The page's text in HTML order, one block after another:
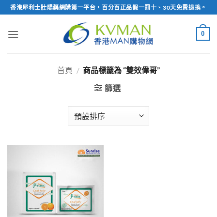
Skip
to
content
香港犀利士壯陽藥網購第一平台，百分百正品假一罰十、30天免費退換。
0
首頁 / 商品標籤為 “雙效偉哥”
篩選